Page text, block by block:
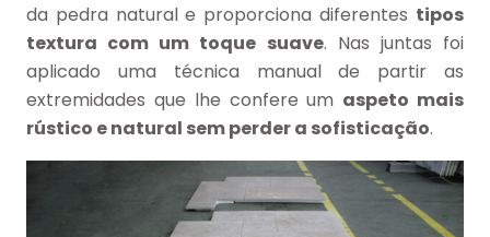
da pedra natural e proporciona diferentes tipos
textura com um toque suave. Nas juntas foi
aplicado uma técnica manual de partir as
extremidades que lhe confere um aspeto mais
rústico e natural sem perder a sofisticação.